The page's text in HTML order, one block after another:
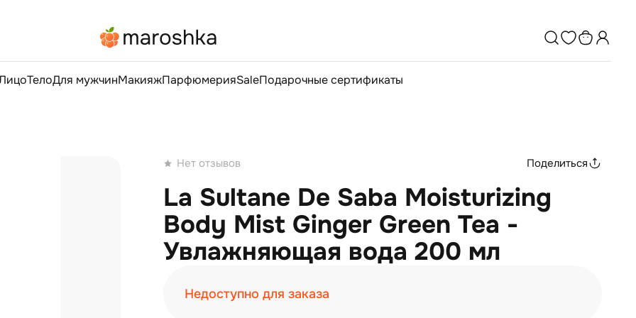
ТелоДля мужчинМакияжПарфюмерияSaleПодарочные сертификаты
Нет отзывов Поделиться
La Sultane De Saba Moisturizing
Body Mist Ginger Green Tea -
Увлажняющая вода 200 мл
Недоступно для заказа